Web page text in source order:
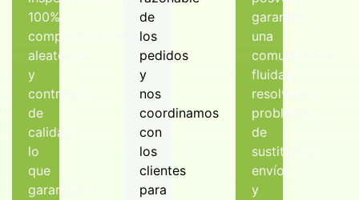
100%,
comprobaciones
aleatorias
y
controles
de
calidad,
lo
que
garantiza
de
los
pedidos
y
nos
coordinamos
con
los
clientes
para
garantiza
una
comunicación
fluida,
resolviendo
problemas
de
sustitución,
envío
y